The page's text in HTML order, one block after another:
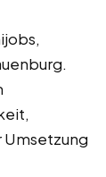
Umsetzung